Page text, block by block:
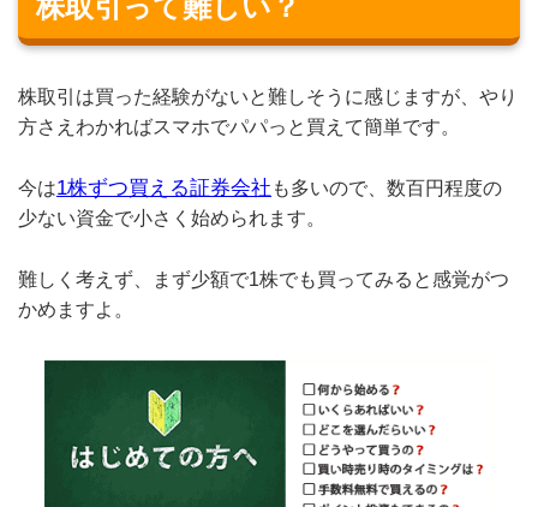
株取引は買った経験がないと難しそうに感じますが、やり
方さえわかればスマホでパパっと買えて簡単です。
今は1株ずつ買える証券会社 も多いので、数百円程度の
少ない資金で小さく始められます。
難しく考えず、まず少額で1株でも買ってみると感覚がつ
かめますよ。